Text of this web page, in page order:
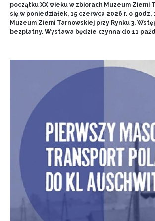
początku XX wieku w zbiorach Muzeum Ziemi
się w poniedziałek, 15 czerwca 2026 r. o godz.
Muzeum Ziemi Tarnowskiej przy Rynku 3.
bezpłatny. Wystawa będzie czynna do 11